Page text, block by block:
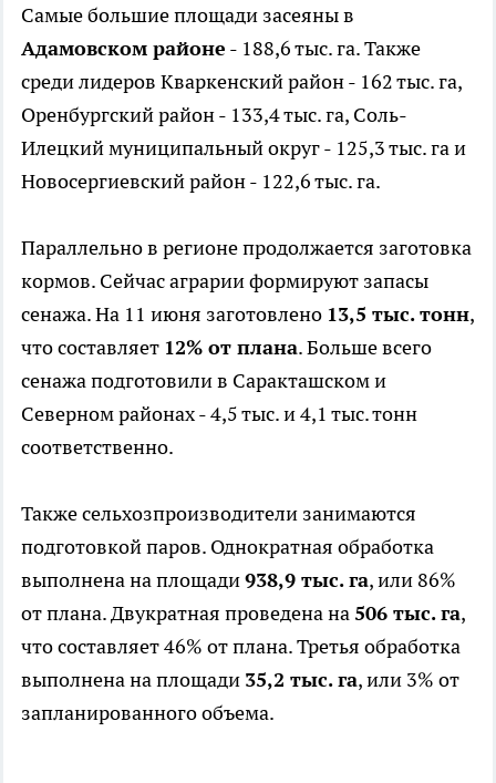
Самые большие площади засеяны в
Адамовском районе - 188,6 тыс. га. Также
среди лидеров Кваркенский район - 162 тыс. га,
Оренбургский район - 133,4 тыс. га, Соль-
Илецкий муниципальный округ - 125,3 тыс. га и
Новосергиевский район - 122,6 тыс. га.
Параллельно в регионе продолжается заготовка
кормов. Сейчас аграрии формируют запасы
сенажа. На 11 июня заготовлено 13,5 тыс. тонн,
что составляет 12% от плана. Больше всего
сенажа подготовили в Саракташском и
Северном районах - 4,5 тыс. и 4,1 тыс. тонн
соответственно.
Также сельхозпроизводители занимаются
подготовкой паров. Однократная обработка
выполнена на площади938,9 тыс. га, или 86%
от плана. Двукратная проведена на 506 тыс. га,
что составляет 46% от плана. Третья обработка
выполнена на площади 35,2 тыс. га, или 3% от
запланированного объема.